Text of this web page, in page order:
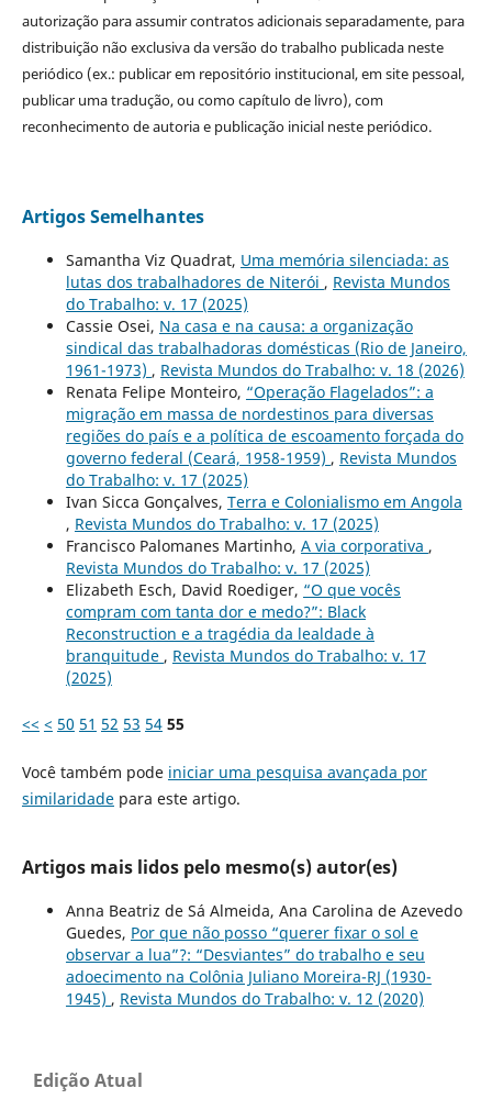
autorização para assumir contratos adicionais separadamente, para
distribuição não exclusiva da versão do trabalho publicada neste
periódico (ex.: publicar em repositório institucional, em site pessoal,
publicar uma tradução, ou como capítulo de livro), com
reconhecimento de autoria e publicação inicial neste periódico.
Artigos Semelhantes
Samantha Viz Quadrat, Uma memória silenciada: as
lutas dos trabalhadores de Niterói , Revista Mundos
do Trabalho: v. 17 (2025)
Cassie Osei, Na casa e na causa: a organização
sindical das trabalhadoras domésticas (Rio de Janeiro,
1961-1973) , Revista Mundos do Trabalho: v. 18 (2026)
Renata Felipe Monteiro, “Operação Flagelados”: a
migração em massa de nordestinos para diversas
regiões do país e a política de escoamento forçada do
governo federal (Ceará, 1958-1959) , Revista Mundos
do Trabalho: v. 17 (2025)
Ivan Sicca Gonçalves, Terra e Colonialismo em Angola
, Revista Mundos do Trabalho: v. 17 (2025)
Francisco Palomanes Martinho, A via corporativa ,
Revista Mundos do Trabalho: v. 17 (2025)
Elizabeth Esch, David Roediger, “O que vocês
compram com tanta dor e medo?”: Black
Reconstruction e a tragédia da lealdade à
branquitude , Revista Mundos do Trabalho: v. 17
(2025)
<< < 50 51 52 53 54 55
Você também pode iniciar uma pesquisa avançada por
similaridadepara este artigo.
Artigos mais lidos pelo mesmo(s) autor(es)
Anna Beatriz de Sá Almeida, Ana Carolina de Azevedo
Guedes, Por que não posso “querer fixar o sol e
observar a lua”?: “Desviantes” do trabalho e seu
adoecimento na Colônia Juliano Moreira-RJ (1930-
1945) , Revista Mundos do Trabalho: v. 12 (2020)
Edição Atual